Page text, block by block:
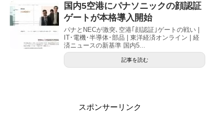
国内5空港にパナソニックの顔認証
ゲートが本格導入開始
パナとNECが激突､空港｢顔認証｣ゲートの戦い |
IT･電機･半導体･部品 | 東洋経済オンライン | 経
済ニュースの新基準 国内5...
記事を読む
スポンサーリンク